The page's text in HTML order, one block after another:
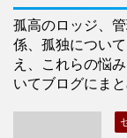
孤高のロッジ、
係、孤独につい
え、これらの悩
いてブログにまと